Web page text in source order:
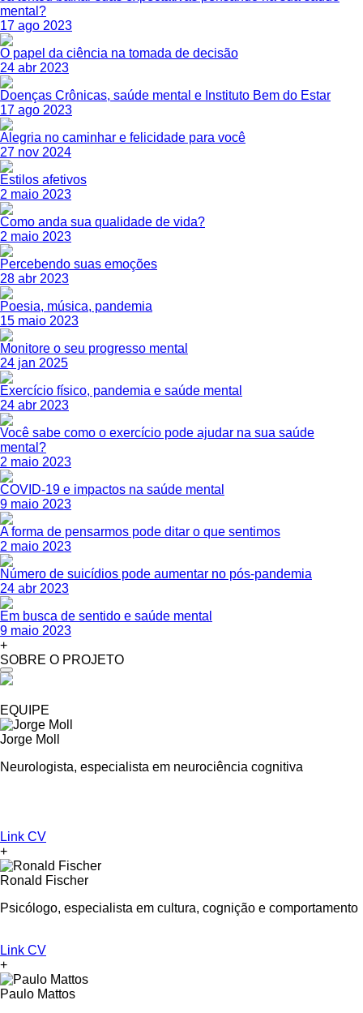
mental?
17 ago 2023
O papel da ciência na tomada de decisão
24 abr 2023
Doenças Crônicas, saúde mental e Instituto Bem do Estar
17 ago 2023
Alegria no caminhar e felicidade para você
27 nov 2024
Estilos afetivos
2 maio 2023
Como anda sua qualidade de vida?
2 maio 2023
Percebendo suas emoções
28 abr 2023
Poesia, música, pandemia
15 maio 2023
Monitore o seu progresso mental
24 jan 2025
Exercício físico, pandemia e saúde mental
24 abr 2023
Você sabe como o exercício pode ajudar na sua saúde
mental?
2 maio 2023
COVID-19 e impactos na saúde mental
9 maio 2023
A forma de pensarmos pode ditar o que sentimos
2 maio 2023
Número de suicídios pode aumentar no pós-pandemia
24 abr 2023
Em busca de sentido e saúde mental
9 maio 2023
+
SOBRE O PROJETO
EQUIPE
Jorge Moll
Neurologista, especialista em neurociência cognitiva
Link CV
+
Ronald Fischer
Psicólogo, especialista em cultura, cognição e comportamento
Link CV
+
Paulo Mattos